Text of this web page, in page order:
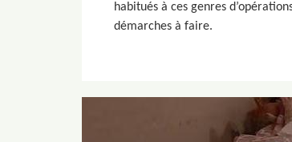
habitués à ces genres
démarches à faire.